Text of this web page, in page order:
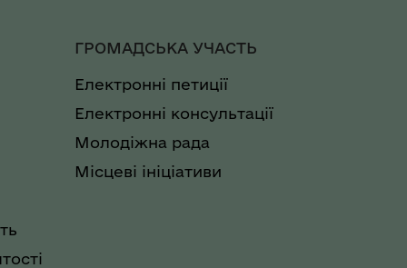
ГРОМАДСЬКА УЧАСТЬ
Електронні петиції
Електронні консультації
Молодіжна рада
Місцеві ініціативи